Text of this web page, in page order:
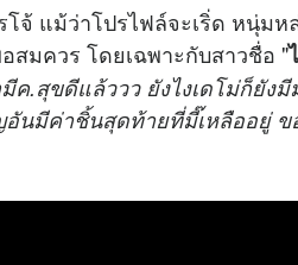
จ้ แม้ว่าโปรไฟล์จะเริ่ด หนุ่ม
สมควร โดยเฉพาะกับสาวชื่อ "
มีค.สุขดีแล้ววว ยังไงเดโม่ก็ยั
อันมีค่าชิ้นสุดท้ายที่มี๊เหลืออยู่